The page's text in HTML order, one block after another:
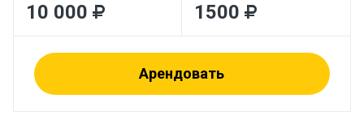
10 000 1500
Арендовать